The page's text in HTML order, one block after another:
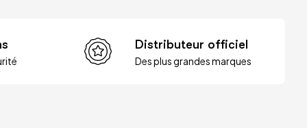
Distributeur officiel
Des plus grandes marques